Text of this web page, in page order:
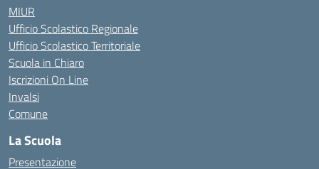
MIUR
Ufficio Scolastico Regionale
Ufficio Scolastico Territoriale
Scuola in Chiaro
Iscrizioni On Line
Invalsi
Comune
La Scuola
Presentazione